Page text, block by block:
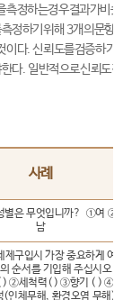
정하는경우결과가비슷
정하기위해 3개의문항
이다. 신뢰도를검증하기
다. 일반적으로신뢰도검
사례
별은 무엇입니까? ①여 ②
남
제구입시 가장 중요하게 여
순서를 기입해 주십시오
) ②세척력( ) ③향기 ( ) ④
(인체무해, 환경오염 무해)